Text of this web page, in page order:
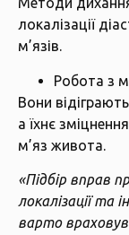
локалізації
м’язів.
Робота з
Вони
а їхнє
м’яз живота.
«Підбір вправ
локалізації та
варто